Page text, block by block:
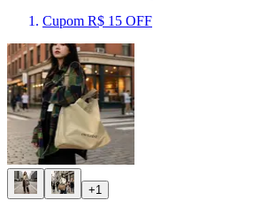
Cupom R$ 15 OFF
+1